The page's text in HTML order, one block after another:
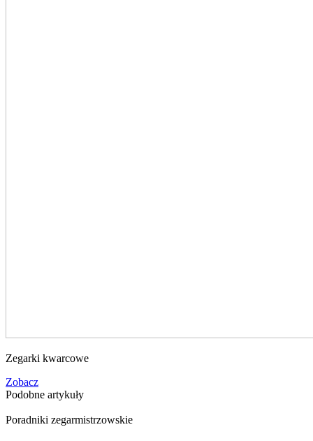
Zegarki kwarcowe
Zobacz
Podobne artykuły
Poradniki zegarmistrzowskie